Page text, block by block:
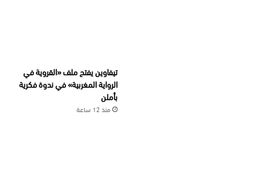
تيفاوين يفتح ملف «القروية في
الرواية المغربية» في ندوة فكرية
بأملن
منذ 12 ساعة